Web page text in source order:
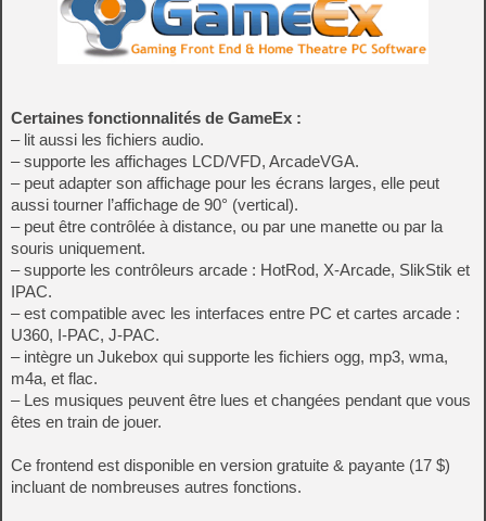
Certaines fonctionnalités de GameEx :
– lit aussi les fichiers audio.
– supporte les affichages LCD/VFD, ArcadeVGA.
– peut adapter son affichage pour les écrans larges, elle peut
aussi tourner l’affichage de 90° (vertical).
– peut être contrôlée à distance, ou par une manette ou par la
souris uniquement.
– supporte les contrôleurs arcade : HotRod, X-Arcade, SlikStik et
IPAC.
– est compatible avec les interfaces entre PC et cartes arcade :
U360, I-PAC, J-PAC.
– intègre un Jukebox qui supporte les fichiers ogg, mp3, wma,
m4a, et flac.
– Les musiques peuvent être lues et changées pendant que vous
êtes en train de jouer.
Ce frontend est disponible en version gratuite & payante (17 $)
incluant de nombreuses autres fonctions.